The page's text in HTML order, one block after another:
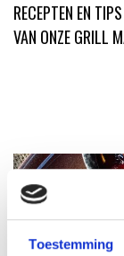
Toestemming
RECEPTEN EN TIPS
VAN ONZE GRILL